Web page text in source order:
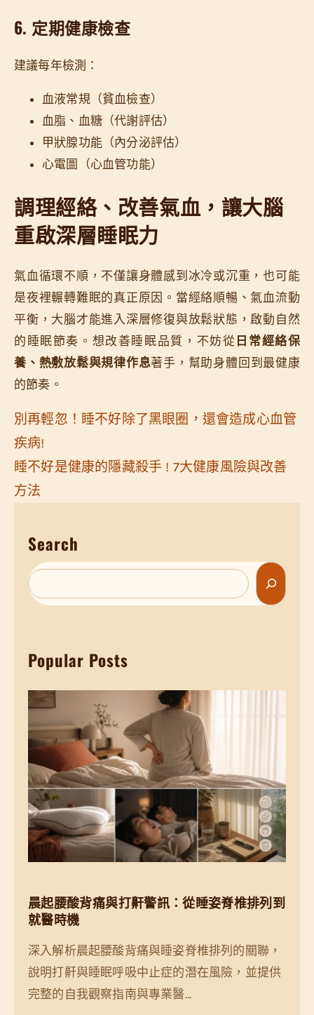
6. 定期健康檢查
建議每年檢測：
血液常規（貧血檢查）
血脂、血糖（代謝評估）
甲狀腺功能（內分泌評估）
心電圖（心血管功能）
調理經絡、改善氣血，讓大腦
重啟深層睡眠力
氣血循環不順，不僅讓身體感到冰冷或沉重，也可能
是夜裡輾轉難眠的真正原因。當經絡順暢、氣血流動
平衡，大腦才能進入深層修復與放鬆狀態，啟動自然
的睡眠節奏。想改善睡眠品質，不妨從 日常經絡保
養、熱敷放鬆與規律作息著手，幫助身體回到最健康
的節奏。
別再輕忽！睡不好除了黑眼圈，還會造成心血管
疾病!
睡不好是健康的隱藏殺手 ! 7大健康風險與改善
方法
Search
S
e
c
Popular Posts
晨起腰酸背痛與打鼾警訊：從睡姿脊椎排列到
就醫時機
深入解析晨起腰酸背痛與睡姿脊椎排列的關聯，
說明打鼾與睡眠呼吸中止症的潛在風險，並提供
完整的自我觀察指南與專業醫…